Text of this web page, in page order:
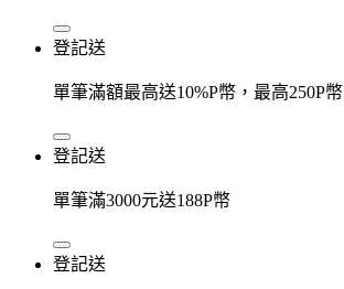
登記送
單筆滿額最高送10%P幣，最高250P幣
登記送
單筆滿3000元送188P幣
登記送